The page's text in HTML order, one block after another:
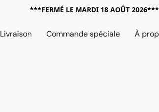
***FERMÉ LE MARDI 18 AOÛT 2026***
Livraison Commande spéciale À